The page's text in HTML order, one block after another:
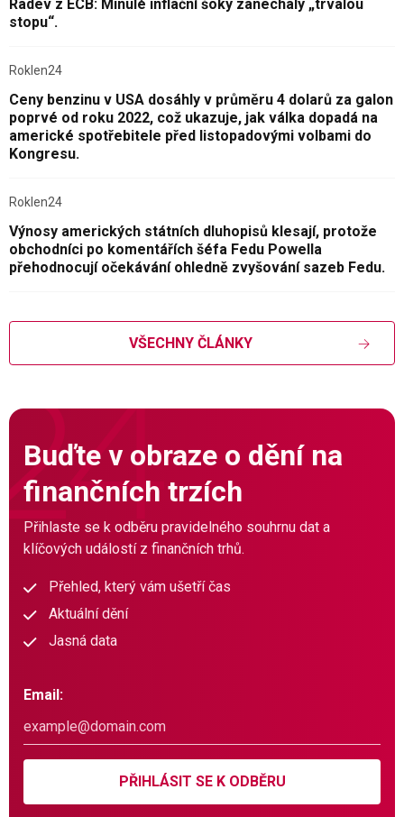
Radev z ECB: Minulé inflační šoky zanechaly „trvalou
stopu“.
Roklen24
Ceny benzinu v USA dosáhly v průměru 4 dolarů za galon
poprvé od roku 2022, což ukazuje, jak válka dopadá na
americké spotřebitele před listopadovými volbami do
Kongresu.
Roklen24
Výnosy amerických státních dluhopisů klesají, protože
obchodníci po komentářích šéfa Fedu Powella
přehodnocují očekávání ohledně zvyšování sazeb Fedu.
VŠECHNY ČLÁNKY
Buďte v obraze o dění na
finančních trzích
Přihlaste se k odběru pravidelného souhrnu dat a
klíčových událostí z finančních trhů.
Přehled, který vám ušetří čas
Aktuální dění
Jasná data
Email:
PŘIHLÁSIT SE K ODBĚRU